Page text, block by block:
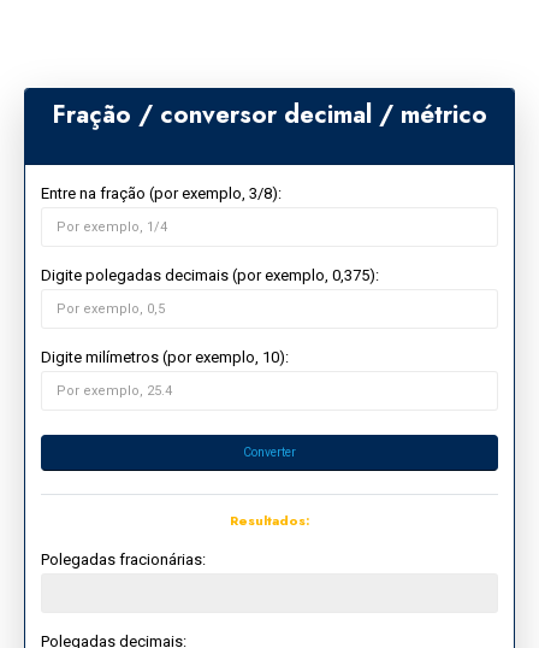
Fração / conversor decimal / métrico
Entre na fração (por exemplo, 3/8):
Digite polegadas decimais (por exemplo, 0,375):
Digite milímetros (por exemplo, 10):
Converter
Resultados:
Polegadas fracionárias:
Polegadas decimais: